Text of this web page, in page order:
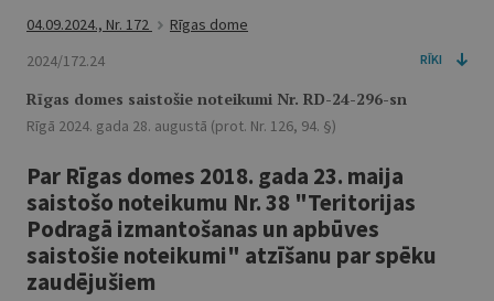
04.09.2024., Nr. 172
Rīgas dome
2024/172.24
RĪKI
Rīgas domes saistošie noteikumi Nr. RD-24-296-sn
Rīgā 2024. gada 28. augustā (prot. Nr. 126, 94. §)
Par Rīgas domes 2018. gada 23. maija
saistošo noteikumu Nr. 38 "Teritorijas
Podragā izmantošanas un apbūves
saistošie noteikumi" atzīšanu par spēku
zaudējušiem